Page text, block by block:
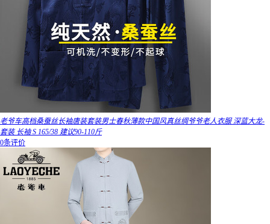
老爷车高档桑蚕丝长袖唐装套装男士春秋薄款中国风真丝绸爷爷老人衣服 深蓝大龙-
套装 长袖 S 165/38 建议90-110斤
0条评价